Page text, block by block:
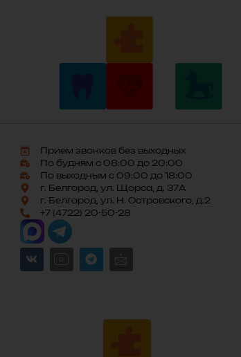
Прием звонков без выходных
По будням с 08:00 до 20:00
По выходным с 09:00 до 18:00
г. Белгород, ул. Щорса, д. 37А
г. Белгород, ул. Н. Островского, д.2
+7 (4722) 20-50-28